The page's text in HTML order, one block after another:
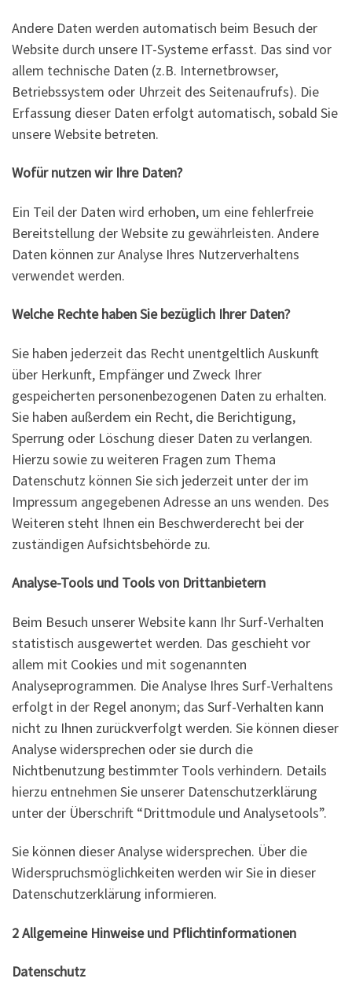
Andere Daten werden automatisch beim Besuch der
Website durch unsere IT-Systeme erfasst. Das sind vor
allem technische Daten (z.B. Internetbrowser,
Betriebssystem oder Uhrzeit des Seitenaufrufs). Die
Erfassung dieser Daten erfolgt automatisch, sobald Sie
unsere Website betreten.
Wofür nutzen wir Ihre Daten?
Ein Teil der Daten wird erhoben, um eine fehlerfreie
Bereitstellung der Website zu gewährleisten. Andere
Daten können zur Analyse Ihres Nutzerverhaltens
verwendet werden.
Welche Rechte haben Sie bezüglich Ihrer Daten?
Sie haben jederzeit das Recht unentgeltlich Auskunft
über Herkunft, Empfänger und Zweck Ihrer
gespeicherten personenbezogenen Daten zu erhalten.
Sie haben außerdem ein Recht, die Berichtigung,
Sperrung oder Löschung dieser Daten zu verlangen.
Hierzu sowie zu weiteren Fragen zum Thema
Datenschutz können Sie sich jederzeit unter der im
Impressum angegebenen Adresse an uns wenden. Des
Weiteren steht Ihnen ein Beschwerderecht bei der
zuständigen Aufsichtsbehörde zu.
Analyse-Tools und Tools von Drittanbietern
Beim Besuch unserer Website kann Ihr Surf-Verhalten
statistisch ausgewertet werden. Das geschieht vor
allem mit Cookies und mit sogenannten
Analyseprogrammen. Die Analyse Ihres Surf-Verhaltens
erfolgt in der Regel anonym; das Surf-Verhalten kann
nicht zu Ihnen zurückverfolgt werden. Sie können dieser
Analyse widersprechen oder sie durch die
Nichtbenutzung bestimmter Tools verhindern. Details
hierzu entnehmen Sie unserer Datenschutzerklärung
unter der Überschrift “Drittmodule und Analysetools”.
Sie können dieser Analyse widersprechen. Über die
Widerspruchsmöglichkeiten werden wir Sie in dieser
Datenschutzerklärung informieren.
2 Allgemeine Hinweise und Pflichtinformationen
Datenschutz